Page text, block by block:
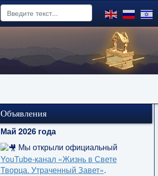
Объявления
Май 2026 года
Мы открыли официальный
YouTube‑канал «Жизнь в Свете
Творца. Утраченный Завет».